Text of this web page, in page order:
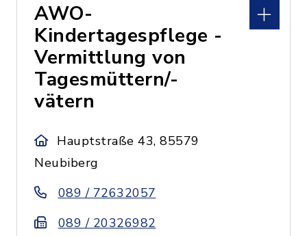
AWO-
Kindertagespflege -
Vermittlung von
Tagesmüttern/-
vätern
Hauptstraße 43, 85579
Neubiberg
089 / 72632057
089 / 20326982